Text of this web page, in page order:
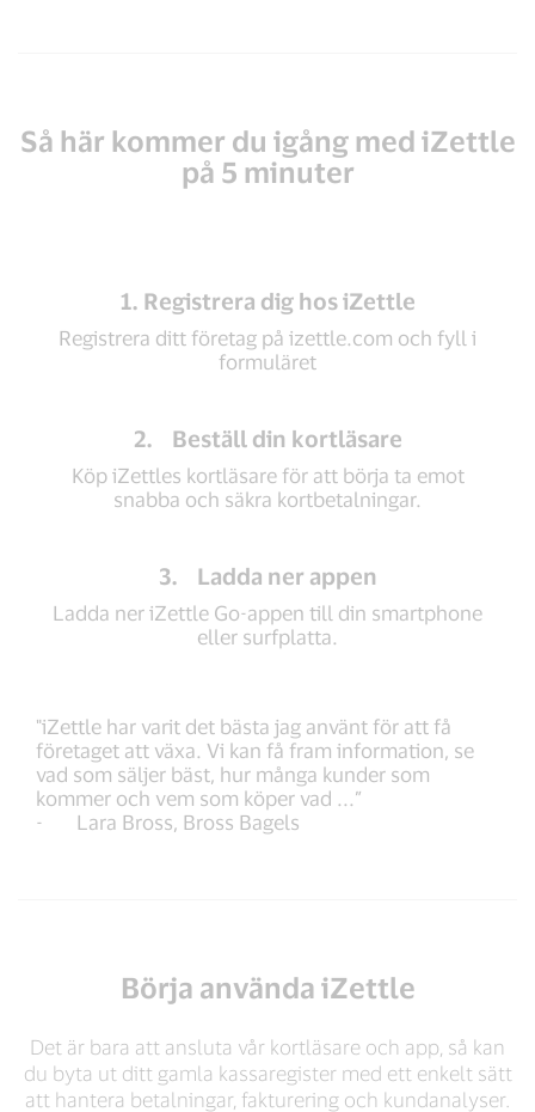
Så här kommer du igång med iZettle
på 5 minuter
1. Registrera dig hos iZettle
Registrera ditt företag på izettle.com och fyll i
formuläret
2. Beställ din kortläsare
Köp iZettles kortläsare för att börja ta emot
snabba och säkra kortbetalningar.
3. Ladda ner appen
Ladda ner iZettle Go-appen till din smartphone
eller surfplatta.
"iZettle har varit det bästa jag använt för att få
företaget att växa. Vi kan få fram information, se
vad som säljer bäst, hur många kunder som
kommer och vem som köper vad ...”
- Lara Bross, Bross Bagels
Börja använda iZettle
Det är bara att ansluta vår kortläsare och app, så kan
du byta ut ditt gamla kassaregister med ett enkelt sätt
att hantera betalningar, fakturering och kundanalyser.